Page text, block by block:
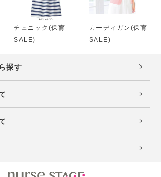
チュニック(保育
SALE)
カーディガン(保育
SALE)
探す